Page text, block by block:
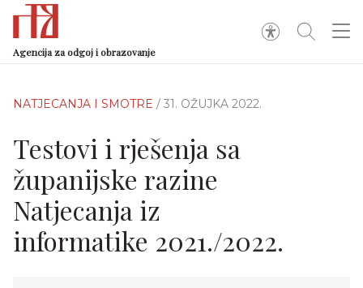
Agencija za odgoj i obrazovanje
NATJECANJA I SMOTRE / 31. OŽUJKA 2022.
Testovi i rješenja sa
županijske razine
Natjecanja iz
informatike 2021./2022.